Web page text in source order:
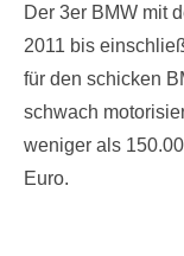
Der 3er BMW mit
2011 bis
für den schicken
schwach
weniger als
Euro.